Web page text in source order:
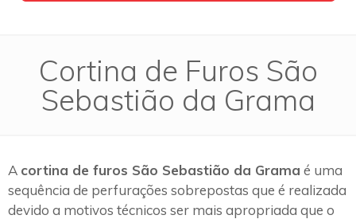
Cortina de Furos São
Sebastião da Grama
A cortina de furos São Sebastião da Grama é uma
sequência de perfurações sobrepostas que é realizada
devido a motivos técnicos ser mais apropriada que o